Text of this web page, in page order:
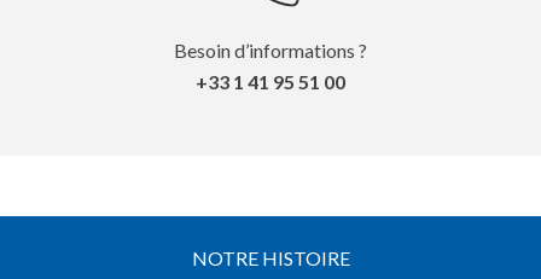
Besoin d’informations ?
+33 1 41 95 51 00
NOTRE HISTOIRE